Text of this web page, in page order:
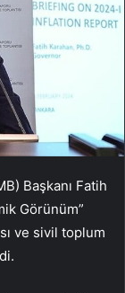
Başkanı Fatih
Görünüm”
ve sivil toplum